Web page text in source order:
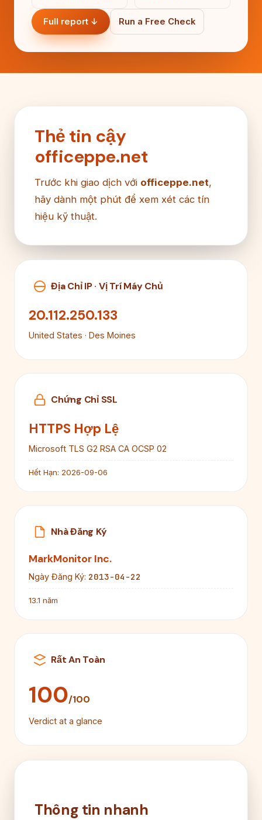
Full report ↓ Run a Free Check
Thẻ tin cậy
officeppe.net
Trước khi giao dịch với officeppe.net,
hãy dành một phút để xem xét các tín
hiệu kỹ thuật.
Địa Chỉ IP · Vị Trí Máy Chủ
20.112.250.133
United States · Des Moines
Chứng Chỉ SSL
HTTPS Hợp Lệ
Microsoft TLS G2 RSA CA OCSP 02
Hết Hạn: 2026-09-06
Nhà Đăng Ký
MarkMonitor Inc.
Ngày Đăng Ký: 2013-04-22
13.1 năm
Rất An Toàn
100/100
Verdict at a glance
Thông tin nhanh